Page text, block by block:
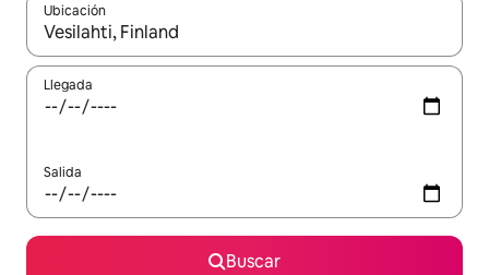
Ubicación
Cuando los resultados estén disponibles, navega con las
Llegada
Salida
Buscar